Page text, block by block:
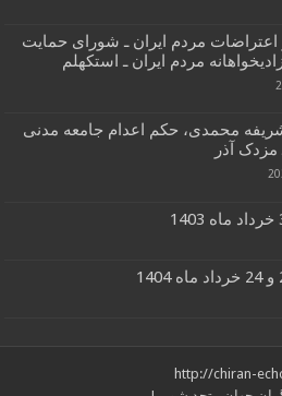
اعتراضات مردم ایران ـ شورای حمایت
مردم ایران ـ استکهلم
محمدی، حکم اعدام جامعه مدنی
مزدک آذر
http://chiran-